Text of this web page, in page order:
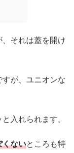
それは蓋を開け
が、ユニオンな
入れられます。
くないところも特